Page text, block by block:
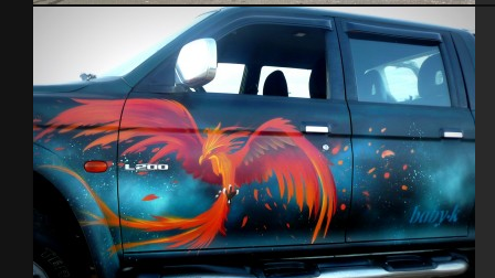
Restaurant La Cité Radieuse – La Haye du Puits